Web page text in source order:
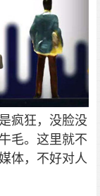
疯狂，没脸没
毛。这里就不
体，不好对人